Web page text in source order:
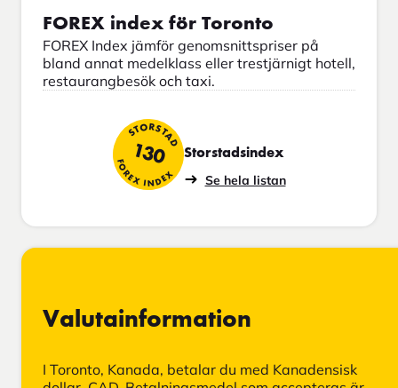
FOREX index för Toronto
FOREX Index jämför genomsnittspriser på
bland annat medelklass eller trestjärnigt hotell,
restaurangbesök och taxi.
STORSTAD
130
FOREX INDEX
Storstadsindex
Se hela listan
Valutainformation
I Toronto, Kanada, betalar du med Kanadensisk